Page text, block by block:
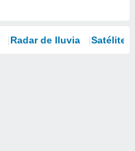
Radar de lluvia Satélites